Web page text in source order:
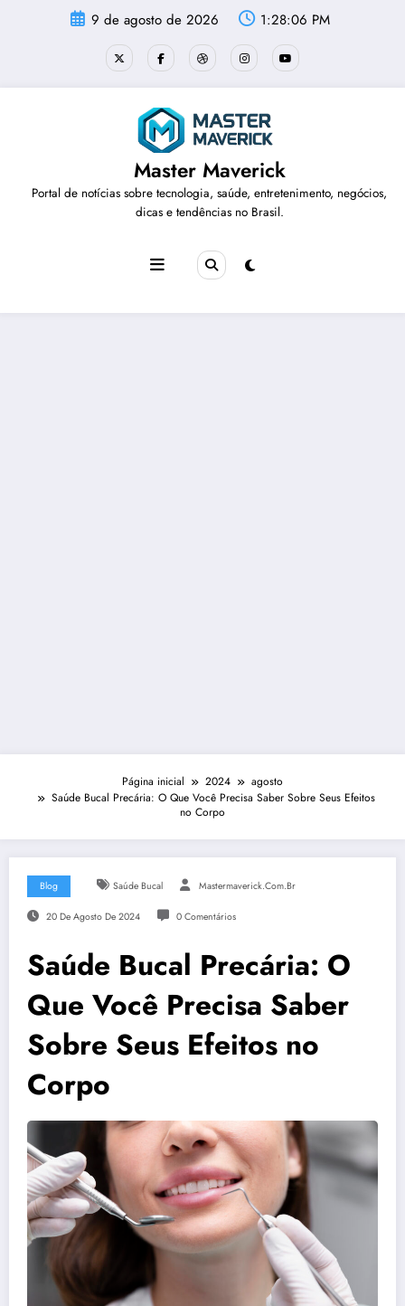
9 de agosto de 2026 1:28:06 PM
Master Maverick
Portal de notícias sobre tecnologia, saúde, entretenimento, negócios,
dicas e tendências no Brasil.
Página inicial 2024
agosto
Saúde Bucal Precária: O Que Você Precisa Saber Sobre Seus Efeitos
no Corpo
Blog Saúde Bucal Mastermaverick.com.br
20 De Agosto De 2024 0 Comentários
Saúde Bucal Precária: O
Que Você Precisa Saber
Sobre Seus Efeitos no
Corpo